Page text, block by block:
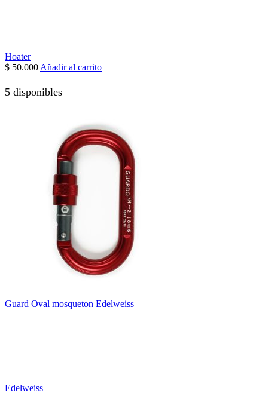
Hoater
$ 50.000 Añadir al carrito
5 disponibles
Guard Oval mosqueton Edelweiss
Edelweiss